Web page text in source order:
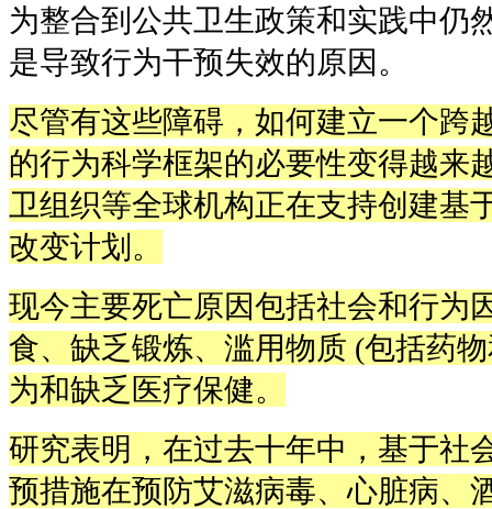
为整合到公共卫生政策和实践中仍
是导致行为干预失效的原因。
尽管有这些障碍，如何建立一个跨
的行为科学框架的必要性变得越来
卫组织等全球机构正在支持创建基
改变计划。
现今主要死亡原因包括社会和行为
食、缺乏锻炼、滥用物质 (包括药
为和缺乏医疗保健。
研究表明，在过去十年中，基于社
预措施在预防艾滋病毒、心脏病、